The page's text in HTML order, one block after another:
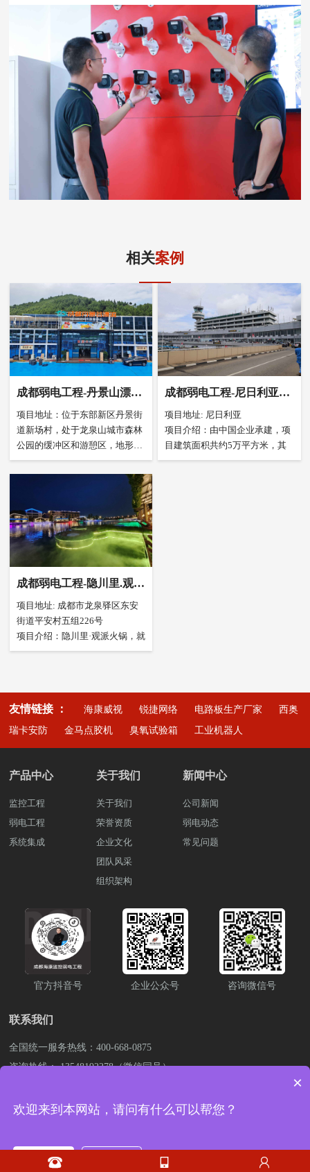
相关案例
成都弱电工程-丹景山漂流
智慧景区项目
项目地址：位于东部新区丹景街
道新场村，处于龙泉山城市森林
公园的缓冲区和游憩区，地形绵
延起伏，森林覆盖率80%以上。
项目介绍：该景区分三个主题
段，起漂点至收漂点总长4.6公
里。游客中心位于景区东侧，距
收漂点约800米，占地总面积约
6470㎡，建筑面积8430平方米。
景区痛点：
网络覆盖不全面：由于景区、停
车场、上山山路、漂道等地形复
杂，
导致无线网络覆盖不全面，无法
保证通信的稳定性和可靠性。
景区直播运营可能出现网络断
连、通信不畅等情况。
例如，漂道周边的树木生长或雨
将造成破坏！
长，使电力供应可能会不稳定，
一旦出现停电等情况，
可能会导致整个网络系统瘫痪。
黑客攻击、病毒侵入等网络安全
可能会导致重要数据泄露，影响
景区的正常运行。
监控安全问题：景区场馆内外、
上山山路、游玩漂道缺乏监控系
情况，做出相应的应对措施。
景区解决方案：
以及漂流途中的重要位置布置高
清监控摄像头。
摄像头将与中央
以便于及时发现并处理可能的安
全问题，保障游客的安全。
成都弱电工程-尼日利亚拉
各斯国际机场监控工程项
目
项目地址: 尼日利亚
项目介绍：由中国企业承建，项
目建筑面积共约5万平方米，其
中有4层主航站楼、2层货运航站
成都弱电工程-隐川里.观派
火锅监控工程项目
项目地址: 成都市龙泉驿区东安
街道平安村五组226号
项目介绍：隐川里·观派火锅，就
像它的名字一样，远离喧嚣，隐
于自然之中的，沉浸式户外用餐
体验。
项目方案：隐川里.观派火锅由我
公司参与业主单位施工，本项目
门禁系统。
友情链接 ： 海康威视 锐捷网络 电路板生产厂家
西奥
瑞卡安防
金马点胶机 臭氧试验箱 工业机器人
产品中心
监控工程
弱电工程
系统集成
关于我们
关于我们
荣誉资质
企业文化
团队风采
组织架构
新闻中心
公司新闻
弱电动态
常见问题
官方抖音号 企业公众号 咨询微信号
联系我们
全国统一服务热线：400-668-0875
咨询热线： 13548192278（微信同号）
公司总部：成都市成华区成致路50号银龙国际11栋1706号
  
×
欢迎来到本网站，请问有什么可以帮您？
现在咨询